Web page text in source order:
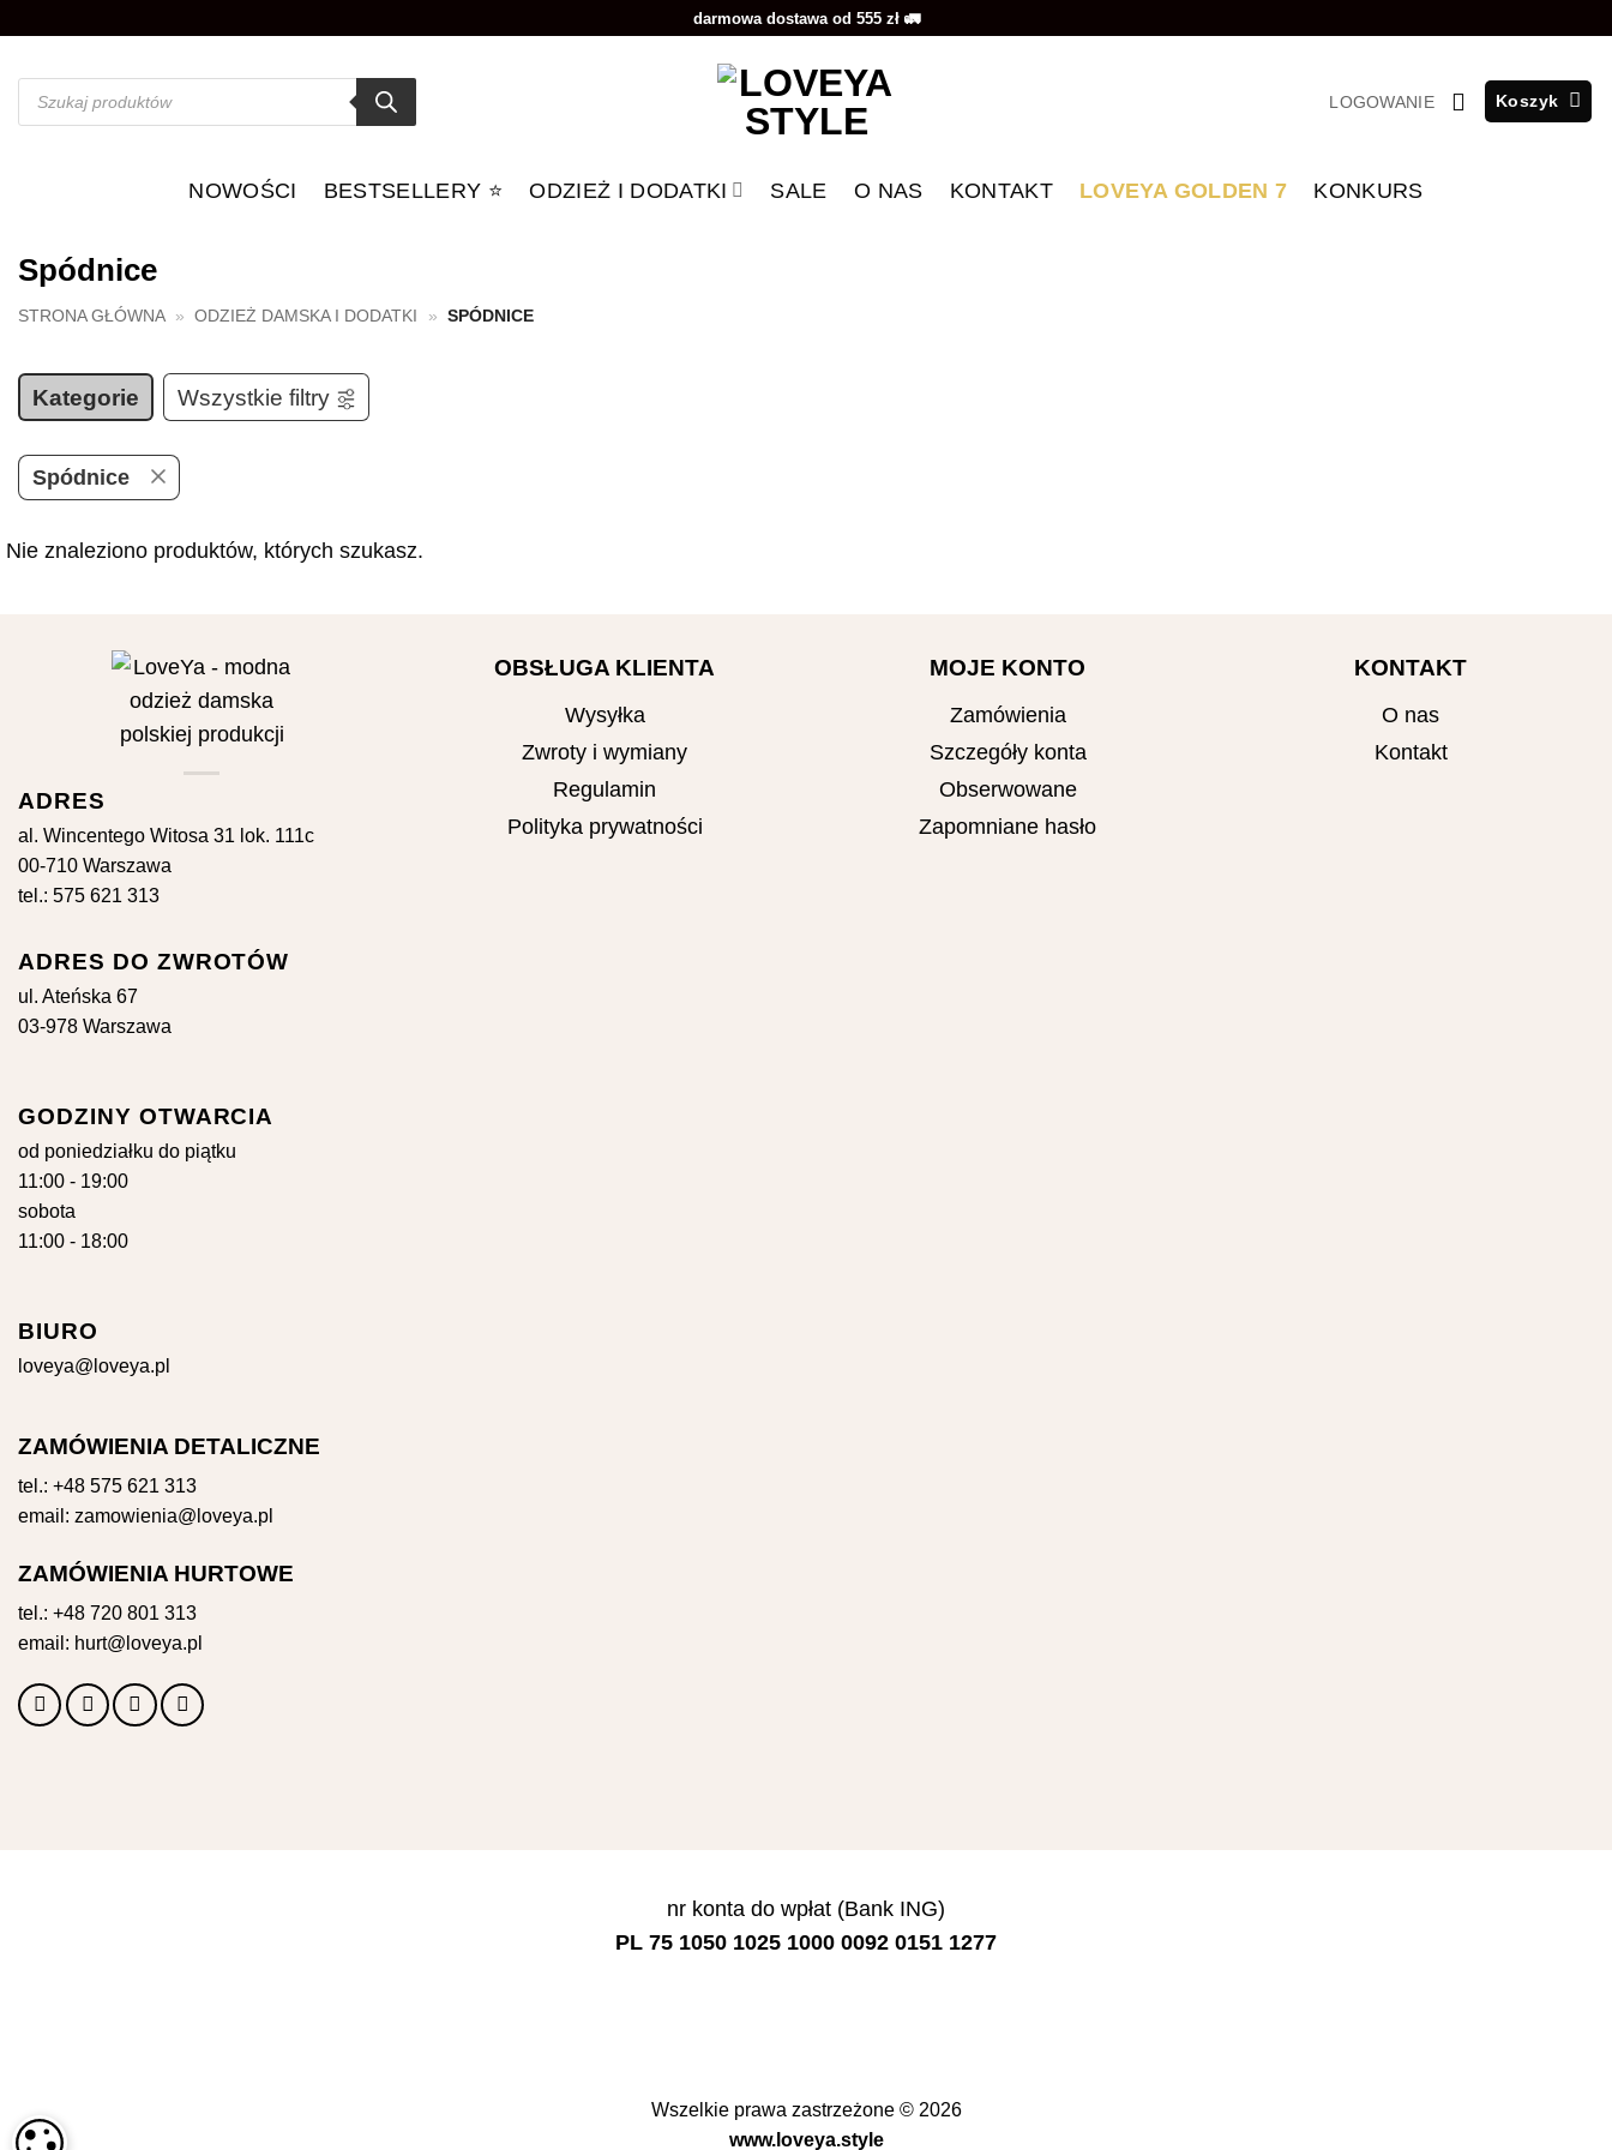
zawartości
darmowa dostawa od 555 zł 🚛
Wyszukiwarka
produktów
LOGOWANIE Koszyk
NOWOŚCI BESTSELLERY ⭐️ ODZIEŻ I DODATKI SALE O NAS KONTAKT LOVEYA GOLDEN 7 KONKURS
Spódnice
STRONA GŁÓWNA » ODZIEŻ DAMSKA I DODATKI » SPÓDNICE
Kategorie Wszystkie filtry
Spódnice
Nie znaleziono produktów, których szukasz.
ADRES
al. Wincentego Witosa 31 lok. 111c
00-710 Warszawa
tel.: 575 621 313
ADRES DO ZWROTÓW
ul. Ateńska 67
03-978 Warszawa
GODZINY OTWARCIA
od poniedziałku do piątku
11:00 - 19:00
sobota
11:00 - 18:00
BIURO
loveya@loveya.pl
ZAMÓWIENIA DETALICZNE
tel.: +48 575 621 313
email: zamowienia@loveya.pl
ZAMÓWIENIA HURTOWE
tel.: +48 720 801 313
email: hurt@loveya.pl
OBSŁUGA KLIENTA
Wysyłka
Zwroty i wymiany
Regulamin
Polityka prywatności
MOJE KONTO
Zamówienia
Szczegóły konta
Obserwowane
Zapomniane hasło
KONTAKT
O nas
Kontakt
nr konta do wpłat (Bank ING)
PL 75 1050 1025 1000 0092 0151 1277
Wszelkie prawa zastrzeżone © 2026
www.loveya.style